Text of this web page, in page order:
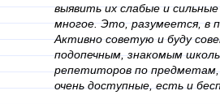
выявить их слабые и
многое. Это, разумеется, в
Активно советую и буду
подопечным, знакомым
репетиторов по
очень доступные, есть и